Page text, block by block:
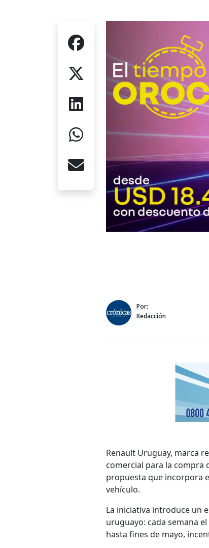
Por:
Redacción
Renault Uruguay, marca
comercial para la compra
propuesta que incorpora
vehículo.
La iniciativa introduce un
uruguayo: cada semana
hasta fines de mayo,